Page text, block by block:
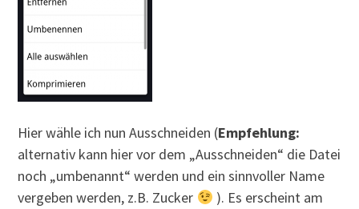
Hier wähle ich nun Ausschneiden (Empfehlung:
alternativ kann hier vor dem „Ausschneiden“ die Datei
noch „umbenannt“ werden und ein sinnvoller Name
vergeben werden, z.B. Zucker
). Es erscheint am